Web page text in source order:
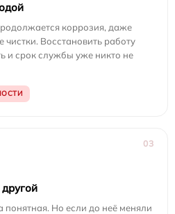
коррозия, даже
Восстановить работу
и срок службы уже никто не
03
Но если до неё меняли